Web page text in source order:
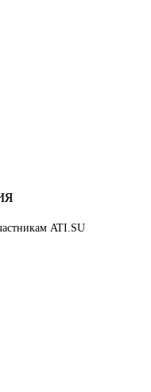
ATI.SU